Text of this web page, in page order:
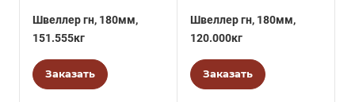
Швеллер гн, 180мм,
151.555кг
Заказать
Швеллер гн, 180мм,
120.000кг
Заказать